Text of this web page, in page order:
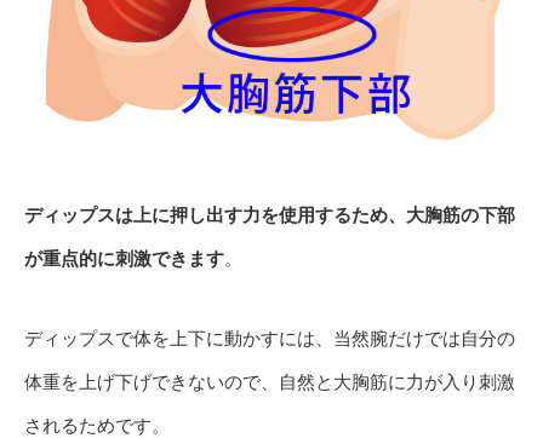
ディップスは上に押し出す力を使用するため、大胸筋の下部
が重点的に刺激できます。
ディップスで体を上下に動かすには、当然腕だけでは自分の
体重を上げ下げできないので、自然と大胸筋に力が入り刺激
されるためです。